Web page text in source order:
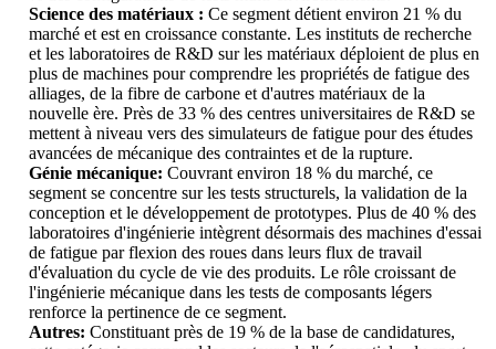
Science des matériaux : Ce segment détient environ 21 % du
marché et est en croissance constante. Les instituts de recherche
et les laboratoires de R&D sur les matériaux déploient de plus en
plus de machines pour comprendre les propriétés de fatigue des
alliages, de la fibre de carbone et d'autres matériaux de la
nouvelle ère. Près de 33 % des centres universitaires de R&D se
mettent à niveau vers des simulateurs de fatigue pour des études
avancées de mécanique des contraintes et de la rupture.
Génie mécanique: Couvrant environ 18 % du marché, ce
segment se concentre sur les tests structurels, la validation de la
conception et le développement de prototypes. Plus de 40 % des
laboratoires d'ingénierie intègrent désormais des machines d'essai
de fatigue par flexion des roues dans leurs flux de travail
d'évaluation du cycle de vie des produits. Le rôle croissant de
l'ingénierie mécanique dans les tests de composants légers
renforce la pertinence de ce segment.
Autres: Constituant près de 19 % de la base de candidatures,